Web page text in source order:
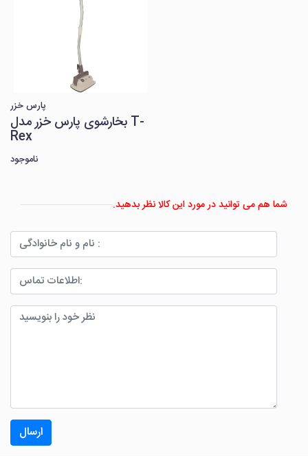
پارس خزر
بخارشوی پارس خزر مدل T-
Rex
ناموجود
شما هم می توانید در مورد این کالا نظر بدهید.
ارسال